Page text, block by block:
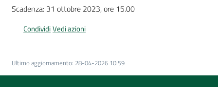
Scadenza: 31 ottobre 2023, ore 15.00
CondividiVedi azioni
Ultimo aggiornamento: 28-04-2026 10:59